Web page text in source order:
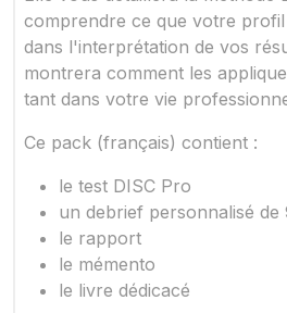
comprendre ce que votre
dans l'interprétation de vos
montrera comment les
tant dans votre vie
Ce pack (français) contient :
le test DISC Pro
un debrief personnalisé de
le rapport
le mémento
le livre dédicacé